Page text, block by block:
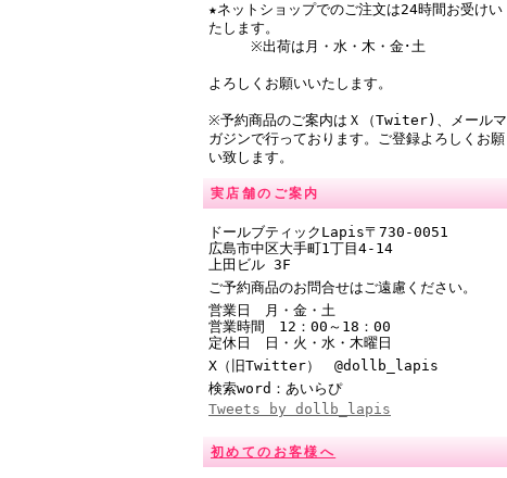
★ネットショップでのご注文は24時間お受けい
たします。
※出荷は月・水・木・金･土
よろしくお願いいたします。
※予約商品のご案内はＸ（Twiter)、メールマ
ガジンで行っております。ご登録よろしくお願
い致します。
実店舗のご案内
ドールブティックLapis〒730-0051
広島市中区大手町1丁目4-14
上田ビル 3F
ご予約商品のお問合せはご遠慮ください。
営業日 月・金・土
営業時間
12：00～18：00
定休日 日・火・水・木曜日
X（旧Twitter） @dollb_lapis
検索word：あいらぴ
Tweets by dollb_lapis
初めてのお客様へ